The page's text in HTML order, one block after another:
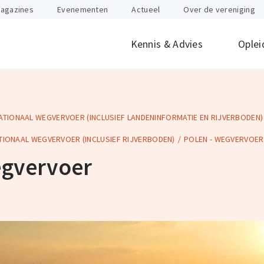
Kennis & Advies
Internationaal
ondernemen
Juridisch
Supply Chain Management
Btw Douane
Logistiek Management
Evenementen Actueel Over de vereniging
WEGVERVOER (INCLUSIEF LANDENINFORMATIE EN RIJVERBODEN)
WEGVERVOER (INCLUSIEF RIJVERBODEN) POLEN - WEGVERVOER